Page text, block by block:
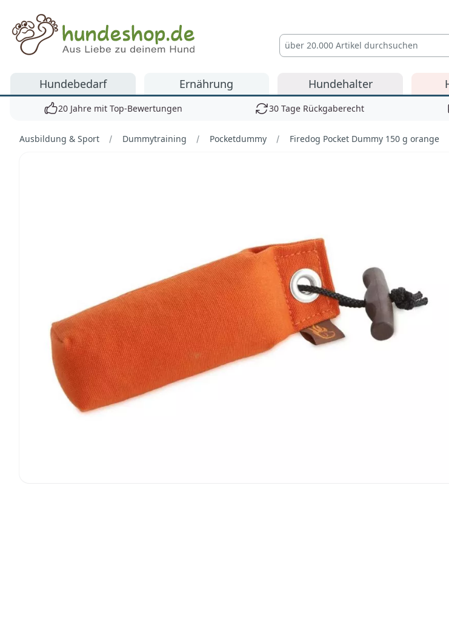
Hundeshop.de
Hundebedarf Ernährung Hundehalter
20 Jahre mit Top-Bewertungen 30 Tage Rückgaberecht
Ausbildung & Sport Dummytraining Pocketdummy Firedog Pocket Dummy 150 g orange